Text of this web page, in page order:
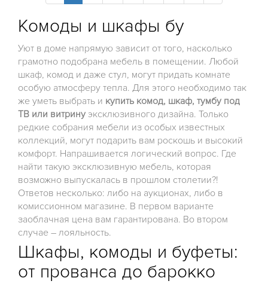
Комоды и шкафы бу
Уют в доме напрямую зависит от того, насколько
грамотно подобрана мебель в помещении. Любой
шкаф, комод и даже стул, могут придать комнате
особую атмосферу тепла. Для этого необходимо так
же уметь выбрать и купить комод, шкаф, тумбу под
ТВ или витрину эксклюзивного дизайна. Только
редкие собрания мебели из особых известных
коллекций, могут подарить вам роскошь и высокий
комфорт. Напрашивается логический вопрос. Где
найти такую эксклюзивную мебель, которая
возможно выпускалась в прошлом столетии?!
Ответов несколько: либо на аукционах, либо в
комиссионном магазине. В первом варианте
заоблачная цена вам гарантирована. Во втором
случае – лояльность.
Шкафы, комоды и буфеты:
от прованса до барокко